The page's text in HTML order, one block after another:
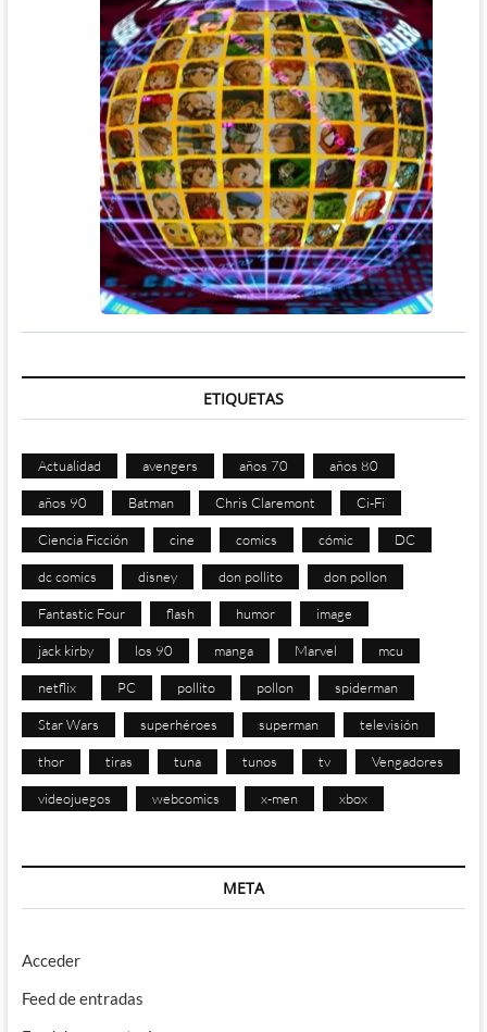
ETIQUETAS
Actualidad avengers años 70 años 80
años 90 Batman Chris Claremont Ci-Fi
Ciencia Ficción cine comics cómic DC
dc comics disney don pollito don pollon
Fantastic Four flash humor image
jack kirby los 90 manga Marvel mcu
netflix PC pollito pollon spiderman
Star Wars superhéroes superman televisión
thor tiras tuna tunos tv Vengadores
videojuegos webcomics x-men xbox
META
Acceder
Feed de entradas